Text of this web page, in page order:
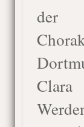
der
Clara